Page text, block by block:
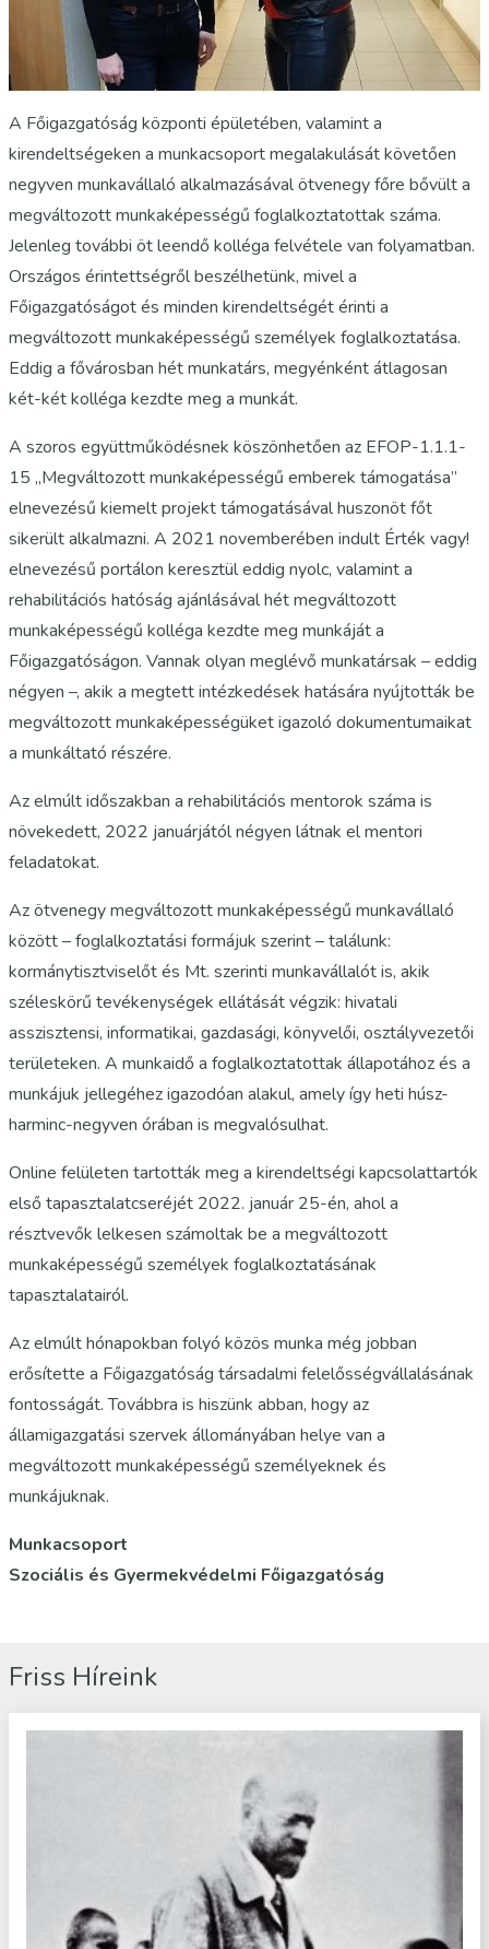
A Főigazgatóság központi épületében, valamint a
kirendeltségeken a munkacsoport megalakulását követően
negyven munkavállaló alkalmazásával ötvenegy főre bővült a
megváltozott munkaképességű foglalkoztatottak száma.
Jelenleg további öt leendő kolléga felvétele van folyamatban.
Országos érintettségről beszélhetünk, mivel a
Főigazgatóságot és minden kirendeltségét érinti a
megváltozott munkaképességű személyek foglalkoztatása.
Eddig a fővárosban hét munkatárs, megyénként átlagosan
két-két kolléga kezdte meg a munkát.
A szoros együttműködésnek köszönhetően az EFOP-1.1.1-
15 „Megváltozott munkaképességű emberek támogatása”
elnevezésű kiemelt projekt támogatásával huszonöt főt
sikerült alkalmazni. A 2021 novemberében indult Érték vagy!
elnevezésű portálon keresztül eddig nyolc, valamint a
rehabilitációs hatóság ajánlásával hét megváltozott
munkaképességű kolléga kezdte meg munkáját a
Főigazgatóságon. Vannak olyan meglévő munkatársak – eddig
négyen –, akik a megtett intézkedések hatására nyújtották be
megváltozott munkaképességüket igazoló dokumentumaikat
a munkáltató részére.
Az elmúlt időszakban a rehabilitációs mentorok száma is
növekedett, 2022 januárjától négyen látnak el mentori
feladatokat.
Az ötvenegy megváltozott munkaképességű munkavállaló
között – foglalkoztatási formájuk szerint – találunk:
kormánytisztviselőt és Mt. szerinti munkavállalót is, akik
széleskörű tevékenységek ellátását végzik: hivatali
asszisztensi, informatikai, gazdasági, könyvelői, osztályvezetői
területeken. A munkaidő a foglalkoztatottak állapotához és a
munkájuk jellegéhez igazodóan alakul, amely így heti húsz-
harminc-negyven órában is megvalósulhat.
Online felületen tartották meg a kirendeltségi kapcsolattartók
első tapasztalatcseréjét 2022. január 25-én, ahol a
résztvevők lelkesen számoltak be a megváltozott
munkaképességű személyek foglalkoztatásának
tapasztalatairól.
Az elmúlt hónapokban folyó közös munka még jobban
erősítette a Főigazgatóság társadalmi felelősségvállalásának
fontosságát. Továbbra is hiszünk abban, hogy az
államigazgatási szervek állományában helye van a
megváltozott munkaképességű személyeknek és
munkájuknak.
Munkacsoport
Szociális és Gyermekvédelmi Főigazgatóság
Friss Híreink